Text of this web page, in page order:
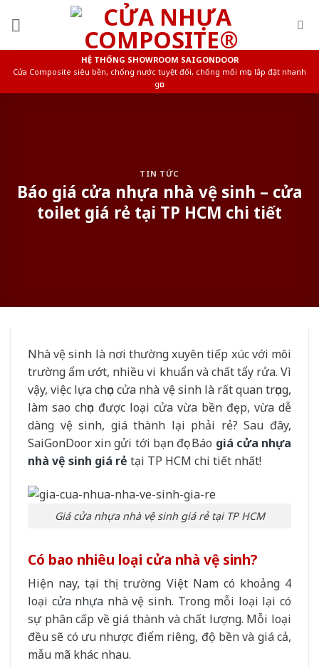
HỆ THỐNG SHOWROOM SAIGONDOOR
Cửa Composite siêu bền, chống nước tuyệt đối, chống mối mọt, lắp đặt nhanh
gọn
TIN TỨC
Báo giá cửa nhựa nhà vệ sinh – cửa
toilet giá rẻ tại TP HCM chi tiết
Nhà vệ sinh là nơi thường xuyên tiếp xúc với môi
trường ẩm ướt, nhiều vi khuẩn và chất tẩy rửa. Vì
vậy, việc lựa chọn cửa nhà vệ sinh là rất quan trọng,
làm sao chọn được loại cửa vừa bền đẹp, vừa dễ
dàng vệ sinh, giá thành lại phải rẻ? Sau đây,
SaiGonDoor xin gửi tới bạn đọc Báo giá cửa nhựa
nhà vệ sinh giá rẻ tại TP HCM chi tiết nhất!
Giá cửa nhựa nhà vệ sinh giá rẻ tại TP HCM
Có bao nhiêu loại cửa nhà vệ sinh?
Hiện nay, tại thị trường Việt Nam có khoảng 4
loại cửa nhựa nhà vệ sinh. Trong mỗi loại lại có
sự phân cấp về giá thành và chất lượng. Mỗi loại
đều sẽ có ưu nhược điểm riêng, độ bền và giá cả,
mẫu mã khác nhau.